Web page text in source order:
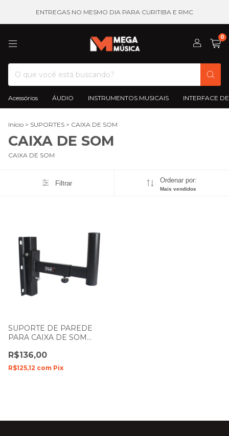
ENTREGAS NO MESMO DIA PARA CURITIBA E RMC
0
Acessórios ÁUDIO INSTRUMENTOS MUSICAIS INTERFACE
Início > SUPORTES > CAIXA DE SOM
CAIXA DE SOM
CAIXA DE SOM
Filtrar Ordenar por:
Mais vendidos
SUPORTE DE PAREDE
PARA CAIXA DE SOM
R$136,00
R$125,12 com Pix